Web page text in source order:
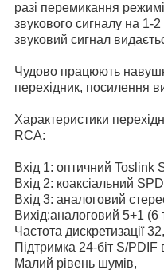
разі перемикання
звукового сигналу на 1-
звуковий сигнал
Чудово працюють
перехідник, посилення
Характеристики
RCA:
Вхід 1: оптичний Toslink
Вхід 2: коаксіальний
Вхід 3: аналоговий
Вихід:аналоговий 5+1 (6
Частота дискретизації
Підтримка 24-біт S/PDIF
Малий рівень шумів,